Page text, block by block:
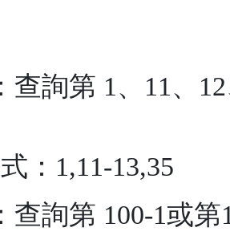
查詢第 1、11、
：1,11-13,35
查詢第 100-1或第